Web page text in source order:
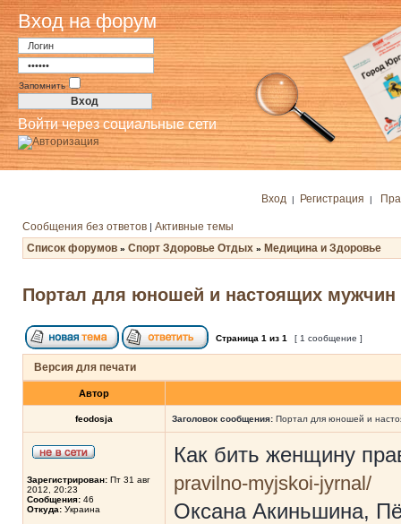
Вход на форум
Запомнить
Войти через социальные сети
Вход | Регистрация |
Сообщения без ответов | Активные темы
Список форумов » Спорт Здоровье Отдых » Медицина и Здоровье
Портал для юношей и настоящих мужчин
Страница 1 из 1 [ 1 сообщение ]
Версия для печати
Автор
feodosja Заголовок сообщения: Портал для юношей и
Зарегистрирован: Пт 31 авг
2012, 20:23
Сообщения: 46
Откуда: Украина
Как бить женщину
pravilno-myjskoi-jyrnal/
Оксана Акиньшина,